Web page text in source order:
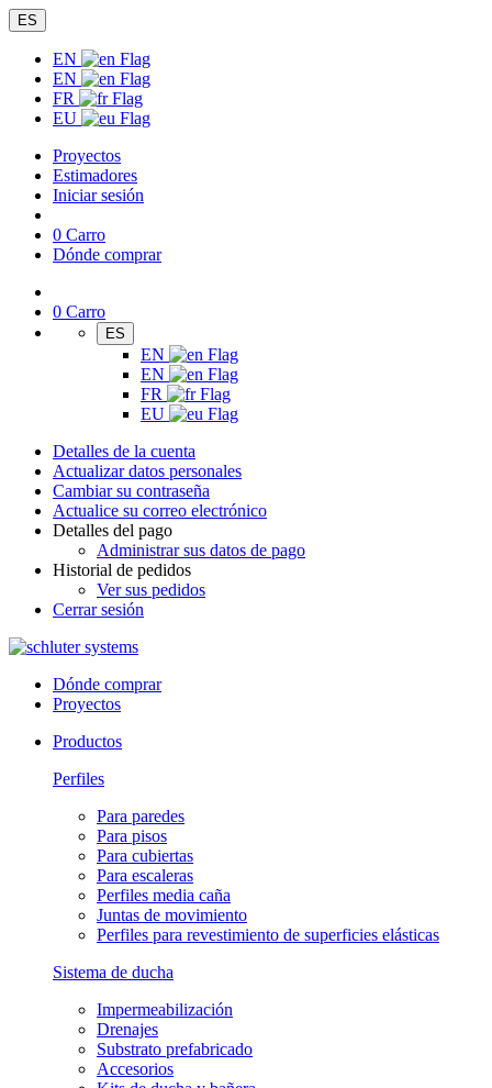
ES
EN
EN
FR
EU
Proyectos
Estimadores
Iniciar sesión
0 Carro
Dónde comprar
0 Carro
ES
EN
EN
FR
EU
Detalles de la cuenta
Actualizar datos personales
Cambiar su contraseña
Actualice su correo electrónico
Detalles del pago
Administrar sus datos de pago
Historial de pedidos
Ver sus pedidos
Cerrar sesión
Dónde comprar
Proyectos
Productos
Perfiles
Para paredes
Para pisos
Para cubiertas
Para escaleras
Perfiles media caña
Juntas de movimiento
Perfiles para revestimiento de superficies elásticas
Sistema de ducha
Impermeabilización
Drenajes
Substrato prefabricado
Accesorios